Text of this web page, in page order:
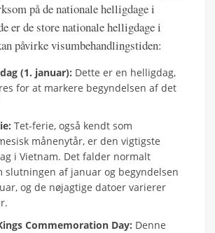
på de nationale helligdage i
er de store nationale helligdage i
påvirke visumbehandlingstiden:
(1. januar): Dette er en helligdag,
for at markere begyndelsen af det
Tet-ferie, også kendt som
månenytår, er den vigtigste
i Vietnam. Det falder normalt
slutningen af januar og begyndelsen
og de nøjagtige datoer varierer
Commemoration Day: Denne